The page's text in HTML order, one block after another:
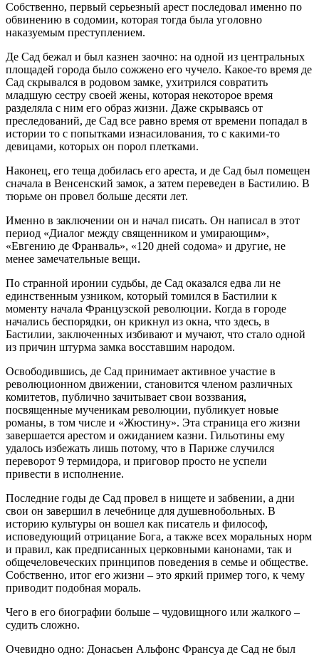
Собственно, первый серьезный арест последовал именно по
обвинению в содомии, которая тогда была уголовно
наказуемым преступлением.
Де Сад бежал и был казнен заочно: на одной из центральных
площадей города было сожжено его чучело. Какое-то время де
Сад скрывался в родовом замке, ухитрился совратить
младшую сестру своей жены, которая некоторое время
разделяла с ним его образ жизни. Даже скрываясь от
преследований, де Сад все равно время от времени попадал в
истории то с попытками изнасилования, то с какими-то
девицами, которых он порол плетками.
Наконец, его теща добилась его ареста, и де Сад был помещен
сначала в Венсенский замок, а затем переведен в Бастилию. В
тюрьме он провел больше десяти лет.
Именно в заключении он и начал писать. Он написал в этот
период «Диалог между священником и умирающим»,
«Евгению де Франваль», «120 дней содома» и другие, не
менее замечательные вещи.
По странной иронии судьбы, де Сад оказался едва ли не
единственным узником, который томился в Бастилии к
моменту начала Французской революции. Когда в городе
начались беспорядки, он крикнул из окна, что здесь, в
Бастилии, заключенных избивают и мучают, что стало одной
из причин штурма замка восставшим народом.
Освободившись, де Сад принимает активное участие в
революционном движении, становится членом различных
комитетов, публично зачитывает свои воззвания,
посвященные мученикам революции, публикует новые
романы, в том числе и «Жюстину». Эта страница его жизни
завершается арестом и ожиданием казни. Гильотины ему
удалось избежать лишь потому, что в Париже случился
переворот 9 термидора, и приговор просто не успели
привести в исполнение.
Последние годы де Сад провел в нищете и забвении, а дни
свои он завершил в лечебнице для душевнобольных. В
историю культуры он вошел как писатель и философ,
исповедующий отрицание Бога, а также всех моральных норм
и правил, как предписанных церковными канонами, так и
общечеловеческих принципов поведения в семье и обществе.
Собственно, итог его жизни – это яркий пример того, к чему
приводит подобная мораль.
Чего в его биографии больше – чудовищного или жалкого –
судить сложно.
Очевидно одно: Донасьен Альфонс Франсуа де Сад не был